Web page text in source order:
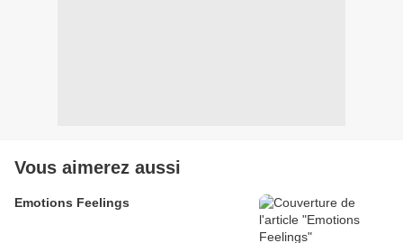
Vous aimerez aussi
Emotions Feelings